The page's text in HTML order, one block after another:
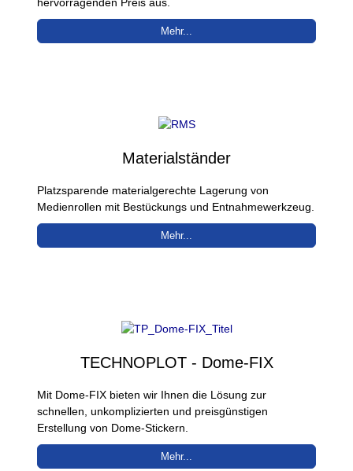
Mehr...
Materialständer
Platzsparende materialgerechte Lagerung von
Medienrollen mit Bestückungs und Entnahmewerkzeug.
Mehr...
TECHNOPLOT - Dome-FIX
Mit Dome-FIX bieten wir Ihnen die Lösung zur
schnellen, unkomplizierten und preisgünstigen
Erstellung von Dome-Stickern.
Mehr...